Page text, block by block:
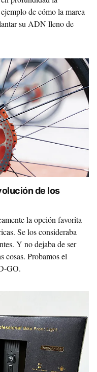
de cómo la marca
su ADN lleno de
de los
la opción favorita
Se los consideraba
Y no dejaba de ser
Probamos el
GO.